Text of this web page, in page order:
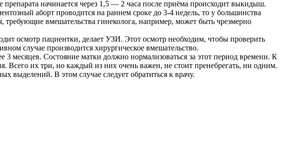
начинается через 1,5 — 2 часа после приёма происходит выкидыш.
аборт проводится на раннем сроке до 3-4 недель, то у большинства
вмешательства гинеколога, например, может быть чрезмерно
осмотр пациентки, делает УЗИ. Этот осмотр необходим, чтобы проверить
случае производится хирургическое вмешательство.
3 месяцев. Состояние матки должно нормализоваться за этот период времени. К
Всего их три, но каждый из них очень важен, не стоит пренебрегать, ни одним.
выделений. В этом случае следует обратиться к врачу.